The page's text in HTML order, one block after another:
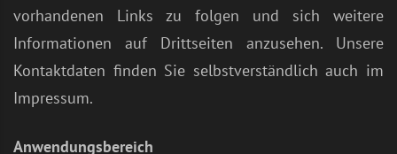
vorhandenen Links zu folgen und sich weitere
Informationen auf Drittseiten anzusehen. Unsere
Kontaktdaten finden Sie selbstverständlich auch im
Impressum.
Anwendungsbereich